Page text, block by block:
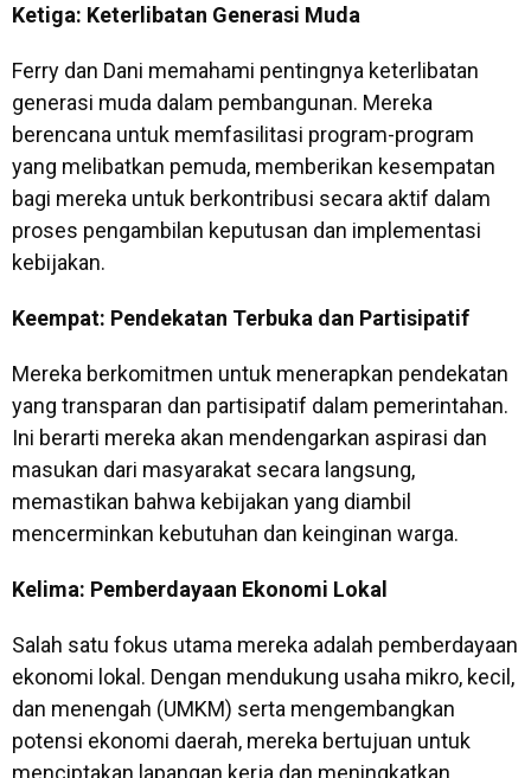
Ketiga: Keterlibatan Generasi Muda
Ferry dan Dani memahami pentingnya keterlibatan
generasi muda dalam pembangunan. Mereka
berencana untuk memfasilitasi program-program
yang melibatkan pemuda, memberikan kesempatan
bagi mereka untuk berkontribusi secara aktif dalam
proses pengambilan keputusan dan implementasi
kebijakan.
Keempat: Pendekatan Terbuka dan Partisipatif
Mereka berkomitmen untuk menerapkan pendekatan
yang transparan dan partisipatif dalam pemerintahan.
Ini berarti mereka akan mendengarkan aspirasi dan
masukan dari masyarakat secara langsung,
memastikan bahwa kebijakan yang diambil
mencerminkan kebutuhan dan keinginan warga.
Kelima: Pemberdayaan Ekonomi Lokal
Salah satu fokus utama mereka adalah pemberdayaan
ekonomi lokal. Dengan mendukung usaha mikro, kecil,
dan menengah (UMKM) serta mengembangkan
potensi ekonomi daerah, mereka bertujuan untuk